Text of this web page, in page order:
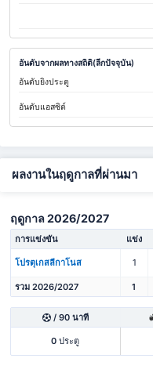
อันดับจากผลทางสถิติ(ลีกปัจจุบัน)
อันดับยิงประตู
อันดับแอสซิต์
ผลงานในฤดูกาลที่ผ่านมา
ฤดูกาล 2026/2027
การแข่งขัน แข่ง
โปรตุเกสลีกาโนส 1
รวม 2026/2027 1
/ 90 นาที
0 ประตู